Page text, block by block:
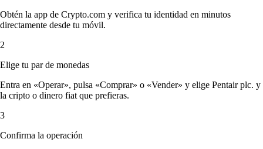
Obtén la app de Crypto.com y verifica tu identidad en minutos
directamente desde tu móvil.
2
Elige tu par de monedas
Entra en «Operar», pulsa «Comprar» o «Vender» y elige Pentair plc. y
la cripto o dinero fiat que prefieras.
3
Confirma la operación